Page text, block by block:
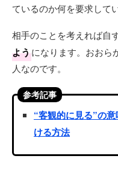
ているのか何を要求して
相手のことを考えれば自
ようになります。おおら
人なのです。
参考記事
“客観的に見る”の
ける方法